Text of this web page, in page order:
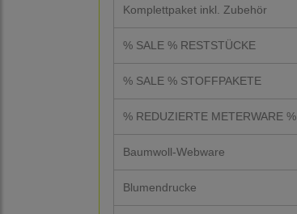
Komplettpaket inkl. Zubehör
% SALE % RESTSTÜCKE
% SALE % STOFFPAKETE
% REDUZIERTE METERWARE %
Baumwoll-Webware
Blumendrucke